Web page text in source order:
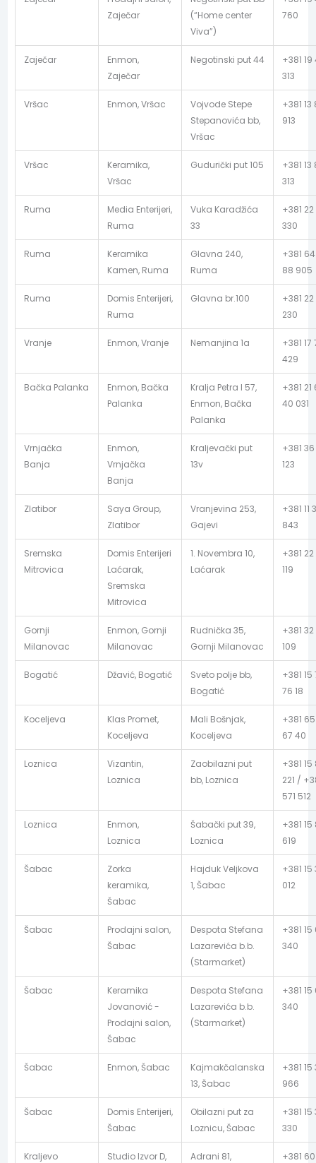
Zaječar
(“Home center
Viva”)
760
Zaječar
Enmon,
Zaječar
Negotinski put 44
+381
313
Vršac Enmon, Vršac
Vojvode Stepe
Stepanovića bb,
Vršac
+381 13
913
Vršac
Keramika,
Vršac
Gudurički put 105
+381 13
313
Ruma
Media Enterijeri,
Ruma
Vuka Karadžića
33
+381
330
Ruma
Keramika
Kamen, Ruma
Glavna 240,
Ruma
+381
88 905
Ruma
Domis Enterijeri,
Ruma
Glavna br.100
+381
230
Vranje Enmon, Vranje Nemanjina 1a
+381 17
429
Bačka Palanka
Enmon, Bačka
Palanka
Kralja Petra I 57,
Enmon, Bačka
Palanka
+381 21
40 031
Vrnjačka
Banja
Enmon,
Vrnjačka
Banja
Kraljevački put
13v
+381
123
Zlatibor
Saya Group,
Zlatibor
Vranjevina 253,
Gajevi
+381 11
843
Sremska
Mitrovica
Domis Enterijeri
Laćarak,
Sremska
Mitrovica
1. Novembra 10,
Laćarak
+381 22
119
Gornji
Milanovac
Enmon, Gornji
Milanovac
Rudnička 35,
Gornji Milanovac
+381
109
Bogatić Džavić, Bogatić
Sveto polje bb,
Bogatić
+381 15
76 18
Koceljeva
Klas Promet,
Koceljeva
Mali Bošnjak,
Koceljeva
+381
67 40
Loznica
Vizantin,
Loznica
Zaobilazni put
bb, Loznica
+381 15
221 /
571 512
Loznica
Enmon,
Loznica
Šabački put 39,
Loznica
+381 15
619
Šabac
Zorka
keramika,
Šabac
Hajduk Veljkova
1, Šabac
+381 15
012
Šabac
Prodajni salon,
Šabac
Despota Stefana
Lazarevića b.b.
(Starmarket)
+381
340
Šabac
Keramika
Jovanović -
Prodajni salon,
Šabac
Despota Stefana
Lazarevića b.b.
(Starmarket)
+381
340
Šabac Enmon, Šabac
Kajmakčalanska
13, Šabac
+381 15
966
Šabac
Domis Enterijeri,
Šabac
Obilazni put za
Loznicu, Šabac
+381 15
330
Kraljevo
Studio Izvor D,
Adrani 81,
+381